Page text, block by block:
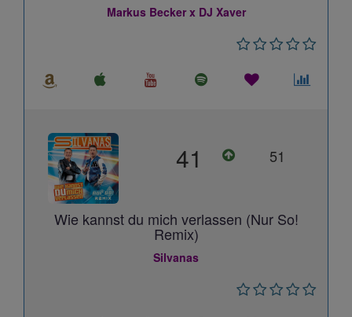
Markus Becker x DJ Xaver
41 51
Wie kannst du mich verlassen (Nur So!
Remix)
Silvanas